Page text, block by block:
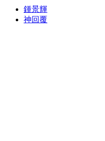
鍾景輝
神回覆